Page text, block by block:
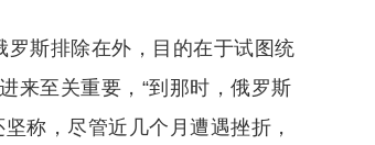
斯排除在外，目的在于试图统
来至关重要，“到那时，俄罗斯
称，尽管近几个月遭遇挫折，